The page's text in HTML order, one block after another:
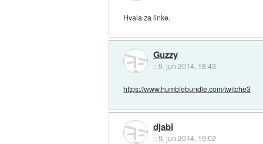
Hvala za linke.
Guzzy
::9. jun 2014, 18:43
https://www.humblebundle.com/twitche3
djabi
::9. jun 2014, 19:02